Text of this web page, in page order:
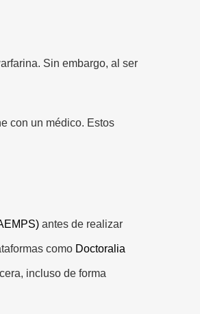
Sin embargo, al ser
con un médico. Estos
antes de realizar
como Doctoralia
incluso de forma